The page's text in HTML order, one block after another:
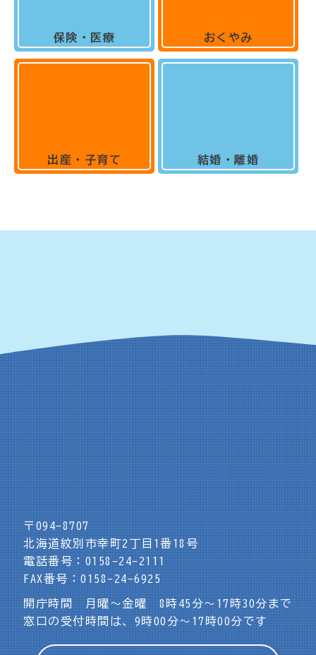
保険・医療
出産・子育て
おくやみ
結婚・離婚
〒094-8707
北海道紋別市幸町2丁目1番18号
電話番号：0158-24-2111
FAX番号：0158-24-6925
開庁時間 月曜～金曜 8時45分～17時30分まで
窓口の受付時間は、9時00分～17時00分です